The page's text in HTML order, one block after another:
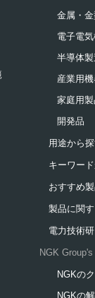
金属・
電子電
半導体
産業用
家庭用
開発品
用途から
キーワー
おすすめ
製品に関
電力技術
NGK
NGKの
NGKの